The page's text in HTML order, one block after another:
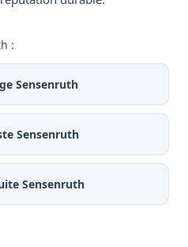
:
Sensenruth
Sensenruth
Sensenruth